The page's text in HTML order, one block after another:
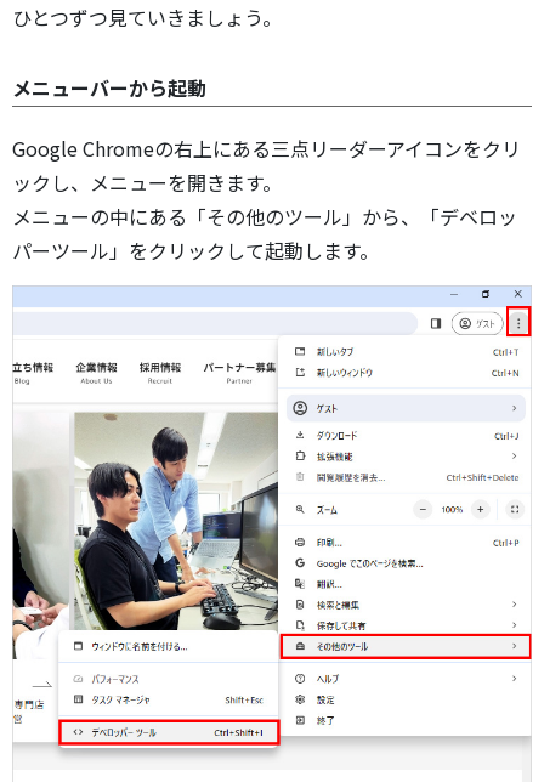
ひとつずつ見ていきましょう。
メニューバーから起動
Google Chromeの右上にある三点リーダーアイコンをクリ
ックし、メニューを開きます。
メニューの中にある「その他のツール」から、「デベロッ
パーツール」をクリックして起動します。